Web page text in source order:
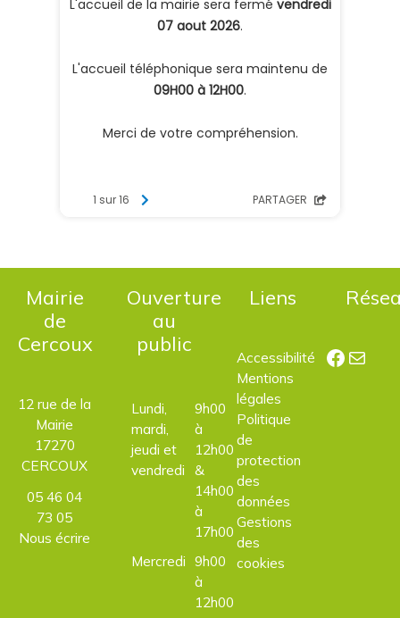
Mairie
de
Cercoux
12 rue de la
Mairie
17270
CERCOUX
05 46 04
73 05
Nous écrire
Ouverture
au
public
Lundi,
mardi,
jeudi et
vendredi
9h00
à
12h00
&
14h00
à
17h00
Mercredi 9h00
à
12h00
Liens
Accessibilité
Mentions
légales
Politique
de
protection
des
données
Gestions
des
cookies
E-mail